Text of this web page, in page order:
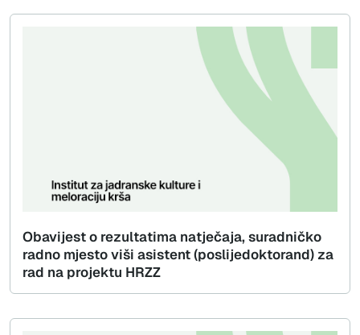
Obavijest o rezultatima natječaja, suradničko
radno mjesto viši asistent (poslijedoktorand) za
rad na projektu HRZZ